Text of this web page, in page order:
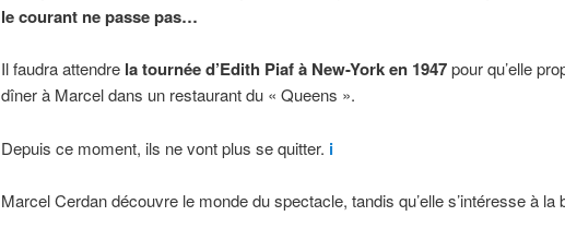
le courant ne passe pas…
Il faudra attendre la tournée d’Edith Piaf à New-York en 1947pour qu’elle
dîner à Marcel dans un restaurant du « Queens ».
Depuis ce moment, ils ne vont plus se quitter. i
Marcel Cerdan découvre le monde du spectacle, tandis qu’elle s’intéresse à la